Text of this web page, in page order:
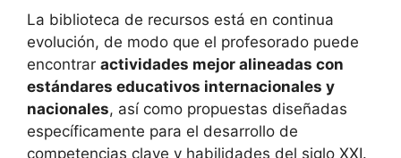
La biblioteca de recursos está en continua
evolución, de modo que el profesorado puede
encontrar actividades mejor alineadas con
estándares educativos internacionales y
nacionales, así como propuestas diseñadas
específicamente para el desarrollo de
competencias clave y habilidades del siglo XXI.